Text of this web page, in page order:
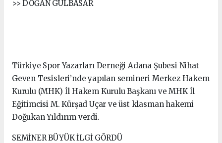
>> DOĞAN GÜLBASAR
Türkiye Spor Yazarları Derneği Adana Şubesi Nihat
Geven Tesisleri’nde yapılan semineri Merkez Hakem
Kurulu (MHK) İl Hakem Kurulu Başkanı ve MHK İl
Eğitimcisi M. Kürşad Uçar ve üst klasman hakemi
Doğukan Yıldırım verdi.
SEMİNER BÜYÜK İLGİ GÖRDÜ